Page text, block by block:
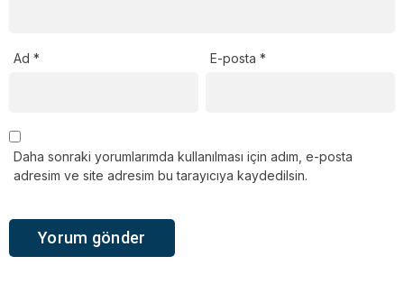
Ad * E-posta*
Daha sonraki yorumlarımda kullanılması için adım, e-posta
adresim ve site adresim bu tarayıcıya kaydedilsin.